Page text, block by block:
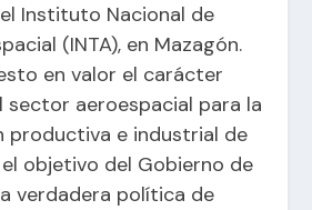
Instituto Nacional de
(INTA), en Mazagón.
en valor el carácter
aeroespacial para la
productiva e industrial de
objetivo del Gobierno de
verdadera política de